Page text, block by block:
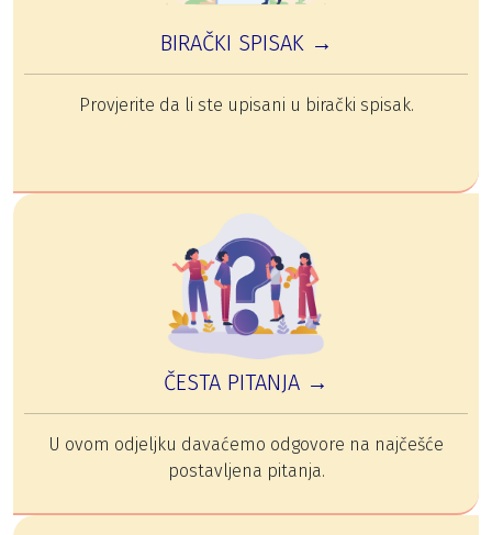
BIRAČKI SPISAK →
Provjerite da li ste upisani u birački spisak.
ČESTA PITANJA →
U ovom odjeljku davaćemo odgovore na najčešće
postavljena pitanja.